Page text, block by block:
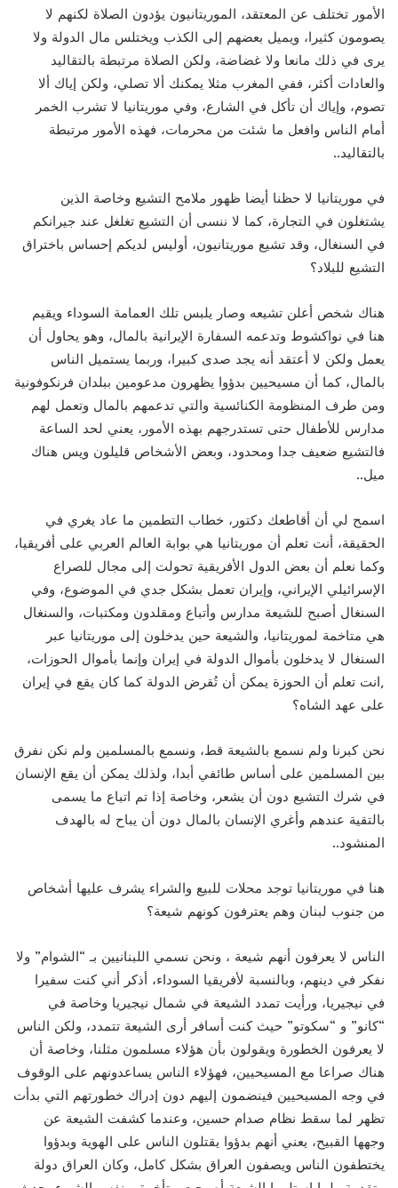
الأمور تختلف عن المعتقد، الموريتانيون يؤدون الصلاة لكنهم لا
يصومون كثيرا، ويميل بعضهم إلى الكذب ويختلس مال الدولة ولا
يرى في ذلك مانعا ولا غضاضة، ولكن الصلاة مرتبطة بالتقاليد
والعادات أكثر، ففي المغرب مثلا يمكنك ألا تصلي، ولكن إياك ألا
تصوم، وإياك أن تأكل في الشارع، وفي موريتانيا لا تشرب الخمر
أمام الناس وافعل ما شئت من محرمات، فهذه الأمور مرتبطة
بالتقاليد..
في موريتانيا لا حظنا أيضا ظهور ملامح التشيع وخاصة الذين
يشتغلون في التجارة، كما لا ننسى أن التشيع تغلغل عند جيرانكم
في السنغال، وقد تشيع موريتانيون، أوليس لديكم إحساس باختراق
التشيع للبلاد؟
هناك شخص أعلن تشيعه وصار يلبس تلك العمامة السوداء ويقيم
هنا في نواكشوط وتدعمه السفارة الإيرانية بالمال، وهو يحاول أن
يعمل ولكن لا أعتقد أنه يجد صدى كبيرا، وربما يستميل الناس
بالمال، كما أن مسيحيين بدؤوا يظهرون مدعومين ببلدان فرنكوفونية
ومن طرف المنظومة الكنائسية والتي تدعمهم بالمال وتعمل لهم
مدارس للأطفال حتى تستدرجهم بهذه الأمور، يعني لحد الساعة
فالتشيع ضعيف جدا ومحدود، وبعض الأشخاص قليلون ويس هناك
ميل..
اسمح لي أن أقاطعك دكتور، خطاب التطمين ما عاد يغري في
الحقيقة، أنت تعلم أن موريتانيا هي بوابة العالم العربي على أفريقيا،
وكما نعلم أن بعض الدول الأفريقية تحولت إلى مجال للصراع
الإسرائيلي الإيراني، وإيران تعمل بشكل جدي في الموضوع، وفي
السنغال أصبح للشيعة مدارس وأتباع ومقلدون ومكتبات، والسنغال
هي متاخمة لموريتانيا، والشيعة حين يدخلون إلى موريتانيا عبر
السنغال لا يدخلون بأموال الدولة في إيران وإنما بأموال الحوزات،
,انت تعلم أن الحوزة يمكن أن تُقرض الدولة كما كان يقع في إيران
على عهد الشاه؟
نحن كبرنا ولم نسمع بالشيعة قط، ونسمع بالمسلمين ولم نكن نفرق
بين المسلمين على أساس طائفي أبدا، ولذلك يمكن أن يقع الإنسان
في شرك التشيع دون أن يشعر، وخاصة إذا تم اتباع ما يسمى
بالتقية عندهم وأغري الإنسان بالمال دون أن يباح له بالهدف
المنشود..
هنا في موريتانيا توجد محلات للبيع والشراء يشرف عليها أشخاص
من جنوب لبنان وهم يعترفون كونهم شيعة؟
الناس لا يعرفون أنهم شيعة ، ونحن نسمي اللبنانيين بـ “الشوام” ولا
نفكر في دينهم، وبالنسبة لأفريقيا السوداء، أذكر أني كنت سفيرا
في نيجيريا، ورأيت تمدد الشيعة في شمال نيجيريا وخاصة في
“كانو” و “سكوتو” حيث كنت أسافر أرى الشيعة تتمدد، ولكن الناس
لا يعرفون الخطورة ويقولون بأن هؤلاء مسلمون مثلنا، وخاصة أن
هناك صراعا مع المسيحيين، فهؤلاء الناس يساعدونهم على الوقوف
في وجه المسيحيين فينضمون إليهم دون إدراك خطورتهم التي بدأت
تظهر لما سقط نظام صدام حسين، وعندما كشفت الشيعة عن
وجهها القبيح، يعني أنهم بدؤوا يقتلون الناس على الهوية وبدؤوا
يختطفون الناس ويصفون العراق بشكل كامل، وكان العراق دولة